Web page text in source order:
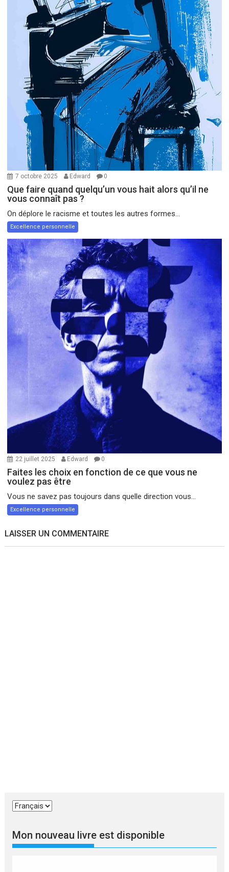
7 octobre 2025 Edward 0
Que faire quand quelqu’un vous hait alors qu’il ne
vous connaît pas ?
On déplore le racisme et toutes les autres formes...
Excellence personnelle
22 juillet 2025 Edward 0
Faites les choix en fonction de ce que vous ne
voulez pas être
Vous ne savez pas toujours dans quelle direction vous...
Excellence personnelle
LAISSER UN COMMENTAIRE
Choisir
langue
Mon nouveau livre est disponible